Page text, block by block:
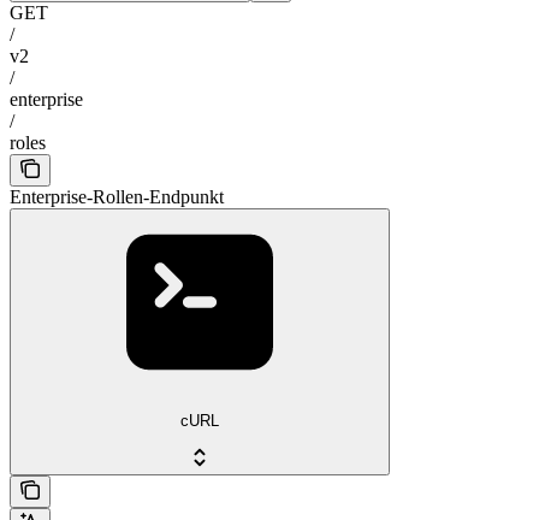
GET
/
v2
/
enterprise
/
roles
Enterprise-Rollen-Endpunkt
cURL